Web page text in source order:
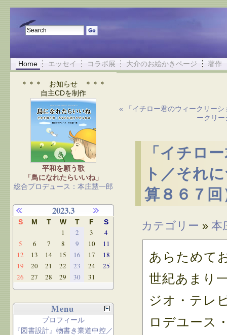
Home エッセイ コラボ展 大介のお絵かきページ 著作
« 「イチロー君のウィークリー
ークリ
「イチロ
ト／それ
算８６７回
カテゴリー » 本
あらためて
世紀あまり
ジオ・テレ
ロデユース
＊＊＊ お知らせ ＊＊＊
自主CDを制作
平和を願う歌
「鳥になれたらいいね」
総合プロデュース：本庄慧一郎
2023.3
S M T W T F S
1 2 3
4
5
6 7 8 9 10
11
12
13 14 15 16 17
18
19
20 21 22 23 24
25
26
27 28 29 30 31
Menu
プロフィール
『図書設計』物書き業道中控／